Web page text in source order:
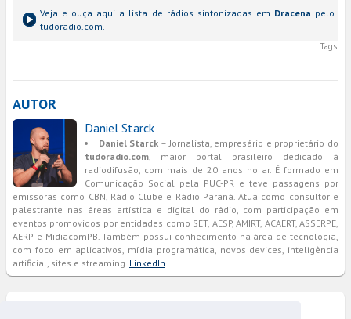
Veja e ouça aqui a lista de rádios sintonizadas em Dracena pelo
tudoradio.com.
Tags:
AUTOR
Daniel Starck
Daniel Starck – Jornalista, empresário e proprietário do
tudoradio.com, maior portal brasileiro dedicado à
radiodifusão, com mais de 20 anos no ar. É formado em
Comunicação Social pela PUC-PR e teve passagens por
emissoras como CBN, Rádio Clube e Rádio Paraná. Atua como consultor e
palestrante nas áreas artística e digital do rádio, com participação em
eventos promovidos por entidades como SET, AESP, AMIRT, ACAERT, ASSERPE,
AERP e MidiacomPB. Também possui conhecimento na área de tecnologia,
com foco em aplicativos, mídia programática, novos devices, inteligência
artificial, sites e streaming. LinkedIn